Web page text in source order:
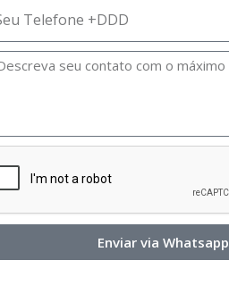
Enviar via Whatsapp